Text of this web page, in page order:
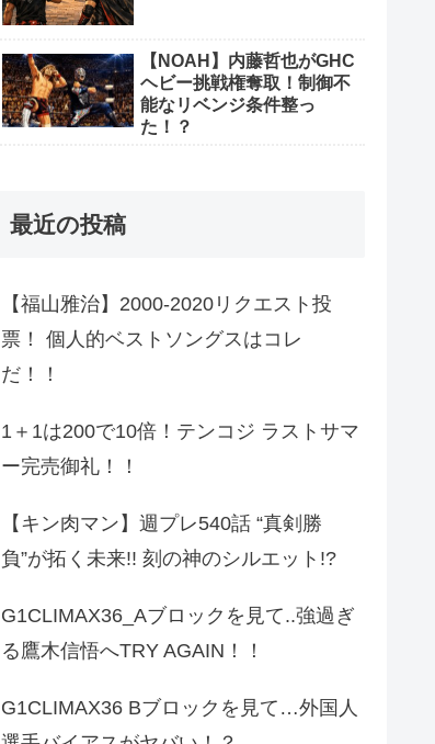
【NOAH】内藤哲也がGHC
ヘビー挑戦権奪取！制御不
能なリベンジ条件整っ
た！？
最近の投稿
【福山雅治】2000-2020リクエスト投
票！ 個人的ベストソングスはコレ
だ！！
1＋1は200で10倍！テンコジ ラストサマ
ー完売御礼！！
【キン肉マン】週プレ540話 “真剣勝
負”が拓く未来!! 刻の神のシルエット!?
G1CLIMAX36_Aブロックを見て..強過ぎ
る鷹木信悟へTRY AGAIN！！
G1CLIMAX36 Bブロックを見て…外国人